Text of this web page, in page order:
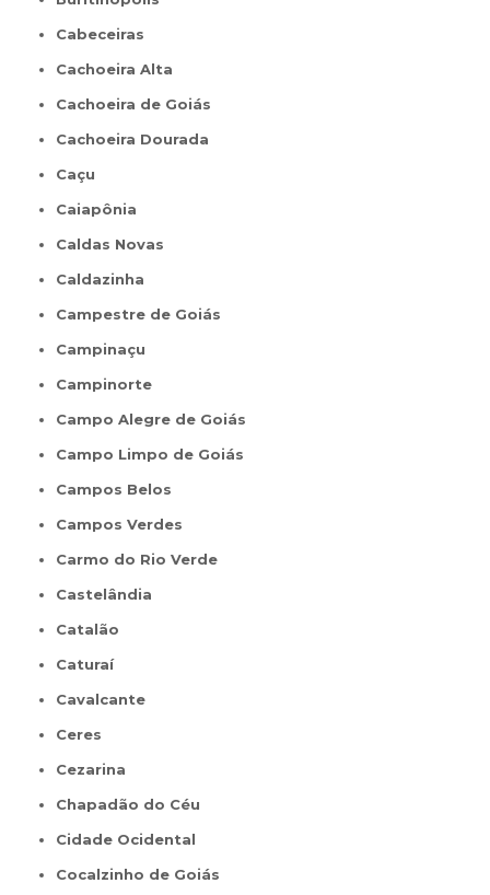
Cabeceiras
Cachoeira Alta
Cachoeira de Goiás
Cachoeira Dourada
Caçu
Caiapônia
Caldas Novas
Caldazinha
Campestre de Goiás
Campinaçu
Campinorte
Campo Alegre de Goiás
Campo Limpo de Goiás
Campos Belos
Campos Verdes
Carmo do Rio Verde
Castelândia
Catalão
Caturaí
Cavalcante
Ceres
Cezarina
Chapadão do Céu
Cidade Ocidental
Cocalzinho de Goiás